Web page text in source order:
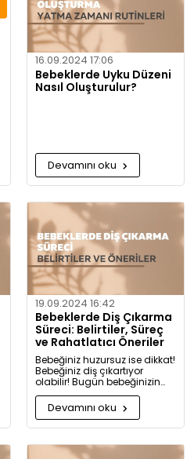
16.09.2024 17:06
Bebeklerde Uyku Düzeni
Nasıl Oluşturulur?
Devamını oku
19.09.2024 16:42
Bebeklerde Diş Çıkarma
Süreci: Belirtiler, Süreç
ve Rahatlatıcı Öneriler
Bebeğiniz huzursuz ise dikkat!
Bebeğiniz diş çıkartıyor
olabilir! Bugün bebeğinizin
diş çıkarma belirtilerini ve sizi
rahatlatacak önerileri
paylaşıyoruz.
Devamını oku